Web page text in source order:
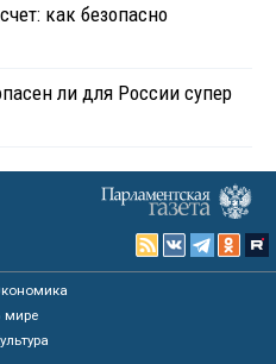
как безопасно
ли для России супер
мире